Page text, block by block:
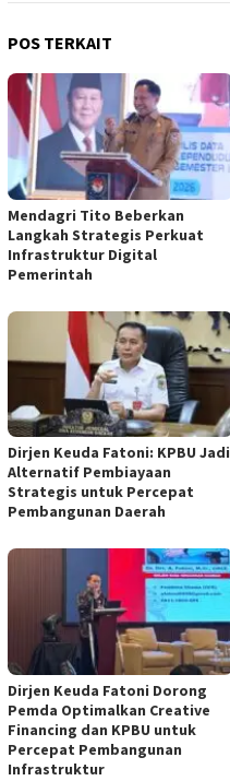
POS TERKAIT
Mendagri Tito Beberkan
Langkah Strategis Perkuat
Infrastruktur Digital
Pemerintah
Dirjen Keuda Fatoni: KPBU Jadi
Alternatif Pembiayaan
Strategis untuk Percepat
Pembangunan Daerah
Dirjen Keuda Fatoni Dorong
Pemda Optimalkan Creative
Financing dan KPBU untuk
Percepat Pembangunan
Infrastruktur